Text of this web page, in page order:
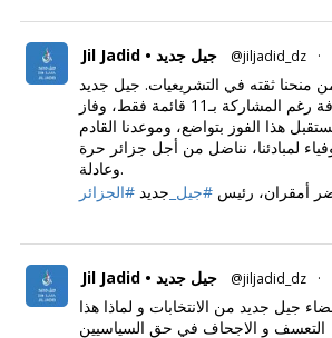
Jil Jadid • جيل جديد @jiljadid_dz ·
منحنا ثقته في التشريعيات. جيل جديد
حقق نتيجة مشرفة رغم المشاركة بـ11 قائمة فقط، وفاز
هذا الفوز بتواضع، وموعدنا القادم
لمبادئنا، نناضل من أجل جزائر حرة
وعادلة.
أمقران، رئيس#جيل_ جديد#الجزائر
Jil Jadid • جيل جديد @jiljadid_dz ·
جيل جديد من الانتخابات و لماذا هذا
التعسف و الاجحاف في حق السياسيين